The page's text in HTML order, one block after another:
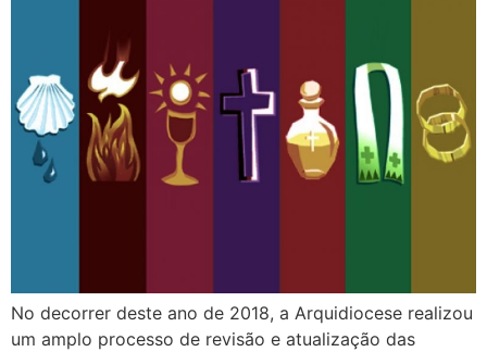
No decorrer deste ano de 2018, a Arquidiocese realizou
um amplo processo de revisão e atualização das